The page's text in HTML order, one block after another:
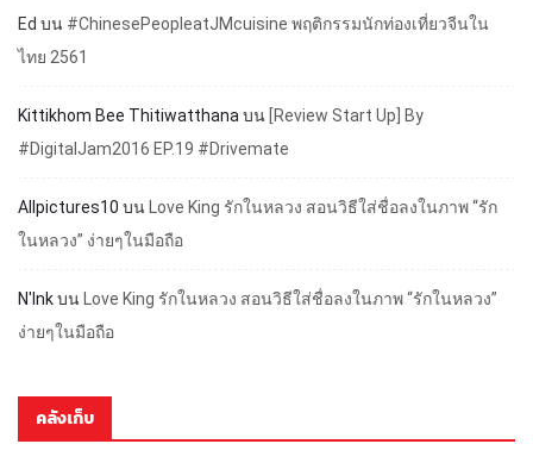
Ed บน #ChinesePeopleatJMcuisine พฤติกรรมนักท่องเที่ยวจีนใน
ไทย 2561
Kittikhom Bee Thitiwatthana บน [Review Start Up] By
#DigitalJam2016 EP.19 #Drivemate
Allpictures10 บน
Love King รักในหลวง สอนวิธีใส่ชื่อลงในภาพ “รัก
ในหลวง” ง่ายๆในมือถือ
N'Inkบน
Love King รักในหลวง สอนวิธีใส่ชื่อลงในภาพ “รักในหลวง”
ง่ายๆในมือถือ
คลังเก็บ